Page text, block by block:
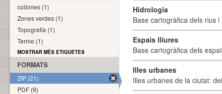
Hidrologia
Base cartogràfica dels rius
Espais lliures
Base cartogràfica dels
Illes urbanes
Illes urbanes de la ciutat:
colònies (1)
Zones verdes (1)
Topografia (1)
Terme (1)
MOSTRAR MÉS ETIQUETES
FORMATS
ZIP (21)
PDF (9)